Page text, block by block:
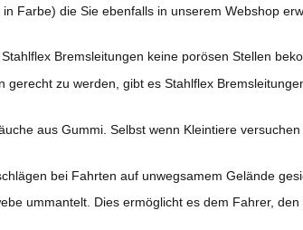
Farbe) die Sie ebenfalls in unserem Webshop
Bremsleitungen keine porösen Stellen
zu werden, gibt es Stahlflex
aus Gummi. Selbst wenn Kleintiere
bei Fahrten auf unwegsamem Gelände
ummantelt. Dies ermöglicht es dem Fahrer,